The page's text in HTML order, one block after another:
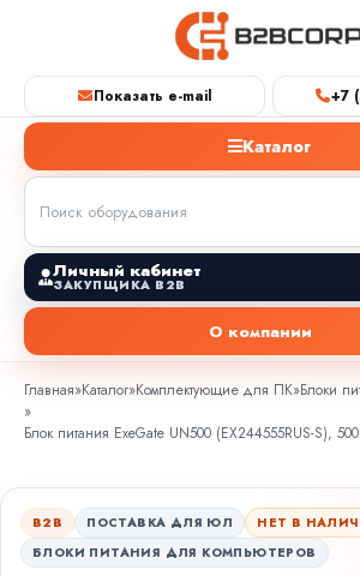
Показать e-mail +7
Каталог
Личный кабинет
ЗАКУПЩИКА B2B
О компании
Главная»Каталог»Комплектующие для ПК»Блоки
»
Блок питания ExeGate UN500 (EX244555RUS-S),
B2B ПОСТАВКА ДЛЯ ЮЛ
НЕТ В
БЛОКИ ПИТАНИЯ ДЛЯ КОМПЬЮТЕРОВ